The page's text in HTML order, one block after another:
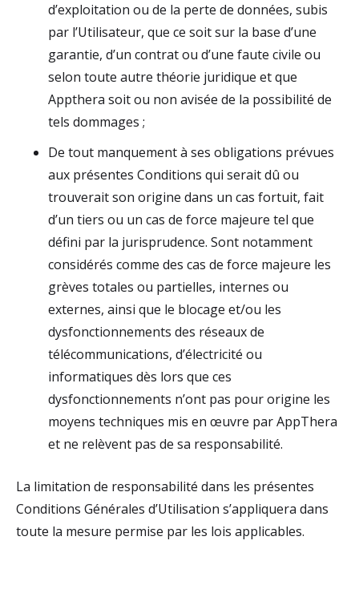
d’exploitation ou de la perte de données, subis
par l’Utilisateur, que ce soit sur la base d’une
garantie, d’un contrat ou d’une faute civile ou
selon toute autre théorie juridique et que
Appthera soit ou non avisée de la possibilité de
tels dommages ;
De tout manquement à ses obligations prévues
aux présentes Conditions qui serait dû ou
trouverait son origine dans un cas fortuit, fait
d’un tiers ou un cas de force majeure tel que
défini par la jurisprudence. Sont notamment
considérés comme des cas de force majeure les
grèves totales ou partielles, internes ou
externes, ainsi que le blocage et/ou les
dysfonctionnements des réseaux de
télécommunications, d’électricité ou
informatiques dès lors que ces
dysfonctionnements n’ont pas pour origine les
moyens techniques mis en œuvre par AppThera
et ne relèvent pas de sa responsabilité.
La limitation de responsabilité dans les présentes
Conditions Générales d’Utilisation s’appliquera dans
toute la mesure permise par les lois applicables.